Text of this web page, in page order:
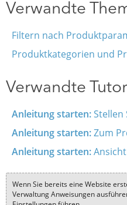
Verwandte
Filtern nach
Produktkategorien und
Verwandte
Anleitung starten:Stellen
Anleitung starten:Zum
Anleitung starten:
Wenn Sie bereits eine Website
Verwaltung Anweisungen